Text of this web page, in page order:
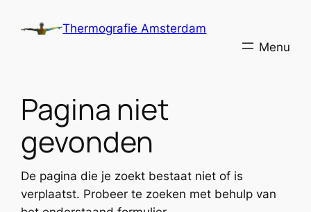
naar
Thermografie Amsterdam
Pagina niet
gevonden
De pagina die je zoekt bestaat niet of is
verplaatst. Probeer te zoeken met behulp van